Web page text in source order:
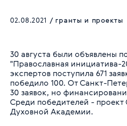
02.08.2021 / гранты и проекты
30 августа были объявлены
"Православная инициатива-
экспертов поступила 671
победило 100. От Санкт-
30 заявок, но
Среди победителей -
Духовной Академии.